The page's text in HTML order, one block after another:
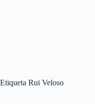
Etiqueta Rui Veloso